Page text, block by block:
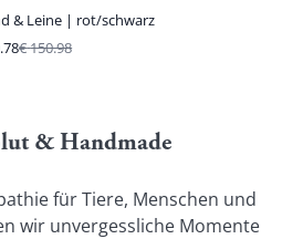
& Leine | rot/schwarz
€150.98
& Handmade
für Tiere, Menschen und
wir unvergessliche Momente